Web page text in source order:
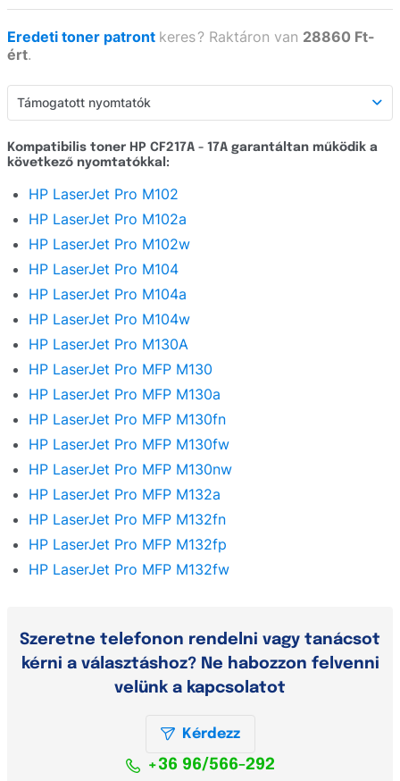
Eredeti toner patront keres? Raktáron van 28860 Ft-
ért.
Támogatott nyomtatók
Részletes leírás
Webáruház értékelés
Kérdezzen
Kompatibilis toner HP CF217A - 17A garantáltan működik a
következő nyomtatókkal:
HP LaserJet Pro M102
HP LaserJet Pro M102a
HP LaserJet Pro M102w
HP LaserJet Pro M104
HP LaserJet Pro M104a
HP LaserJet Pro M104w
HP LaserJet Pro M130A
HP LaserJet Pro MFP M130
HP LaserJet Pro MFP M130a
HP LaserJet Pro MFP M130fn
HP LaserJet Pro MFP M130fw
HP LaserJet Pro MFP M130nw
HP LaserJet Pro MFP M132a
HP LaserJet Pro MFP M132fn
HP LaserJet Pro MFP M132fp
HP LaserJet Pro MFP M132fw
Szeretne telefonon rendelni vagy tanácsot
kérni a választáshoz? Ne habozzon felvenni
velünk a kapcsolatot
Kérdezz
+36 96/566-292